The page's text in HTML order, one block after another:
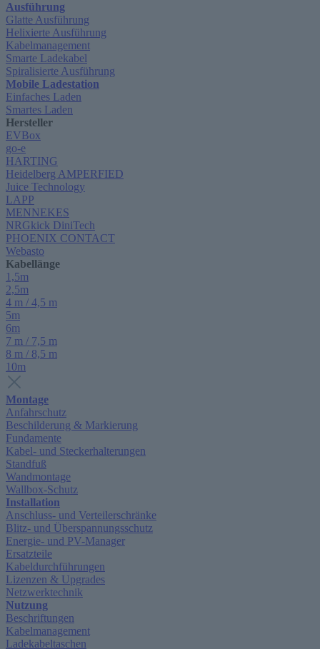
Ausführung
Glatte Ausführung
Helixierte Ausführung
Kabelmanagement
Smarte Ladekabel
Spiralisierte Ausführung
Mobile Ladestation
Einfaches Laden
Smartes Laden
Hersteller
EVBox
go-e
HARTING
Heidelberg AMPERFIED
Juice Technology
LAPP
MENNEKES
NRGkick DiniTech
PHOENIX CONTACT
Webasto
Kabellänge
1,5m
2,5m
4 m / 4,5 m
5m
6m
7 m / 7,5 m
8 m / 8,5 m
10m
Montage
Anfahrschutz
Beschilderung & Markierung
Fundamente
Kabel- und Steckerhalterungen
Standfuß
Wandmontage
Wallbox-Schutz
Installation
Anschluss- und Verteilerschränke
Blitz- und Überspannungsschutz
Energie- und PV-Manager
Ersatzteile
Kabeldurchführungen
Lizenzen & Upgrades
Netzwerktechnik
Nutzung
Beschriftungen
Kabelmanagement
Ladekabeltaschen